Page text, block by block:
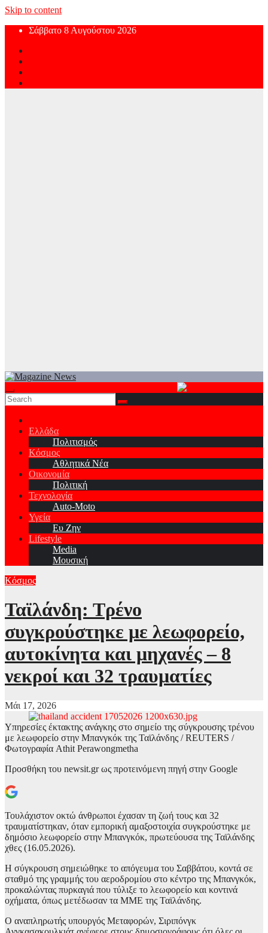
Skip to content
Σάββατο 8 Αυγούστου 2026
Ελλάδα
Πολιτισμός
Κόσμος
Αθλητικά Νέα
Οικονομία
Πολιτική
Τεχνολογία
Auto-Moto
Υγεία
Ευ Ζην
Lifestyle
Media
Μουσική
Κόσμος
Ταϊλάνδη: Τρένο
συγκρούστηκε με λεωφορείο,
αυτοκίνητα και μηχανές – 8
νεκροί και 32 τραυματίες
Μάι 17, 2026
Υπηρεσίες έκτακτης ανάγκης στο σημείο της σύγκρουσης τρένου
με λεωφορείο στην Μπανγκόκ της Ταϊλάνδης / REUTERS /
Φωτογραφία Athit Perawongmetha
Προσθήκη του newsit.gr ως προτεινόμενη πηγή στην Google
Τουλάχιστον οκτώ άνθρωποι έχασαν τη ζωή τους και 32
τραυματίστηκαν, όταν εμπορική αμαξοστοιχία συγκρούστηκε με
δημόσιο λεωφορείο στην Μπανγκόκ, πρωτεύουσα της Ταϊλάνδης
χθες (16.05.2026).
Η σύγκρουση σημειώθηκε το απόγευμα του Σαββάτου, κοντά σε
σταθμό της γραμμής του αεροδρομίου στο κέντρο της Μπανγκόκ,
προκαλώντας πυρκαγιά που τύλιξε το λεωφορείο και κοντινά
οχήματα, όπως μετέδωσαν τα ΜΜΕ της Ταϊλάνδης.
Ο αναπληρωτής υπουργός Μεταφορών, Σιριπόνγκ